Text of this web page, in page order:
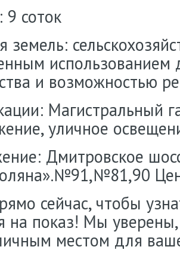
соток
земель:
использованием
и возможностью
Магистральный
уличное
Дмитровское
сейчас, чтобы
на показ! Мы
местом для